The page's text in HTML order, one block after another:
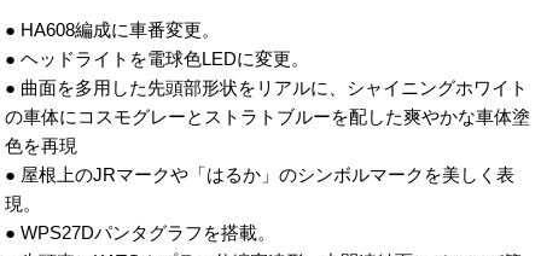
● HA608編成に車番変更。
● ヘッドライトを電球色LEDに変更。
● 曲面を多用した先頭部形状をリアルに、シャイニングホワイト
の車体にコスモグレーとストラトブルーを配した爽やかな車体塗
色を再現
● 屋根上のJRマークや「はるか」のシンボルマークを美しく表
現。
● WPS27Dパンタグラフを搭載。